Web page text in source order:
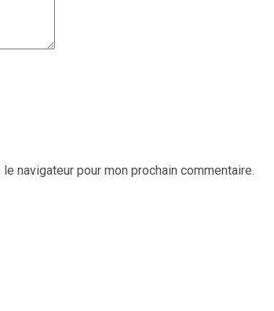
navigateur pour mon prochain commentaire.